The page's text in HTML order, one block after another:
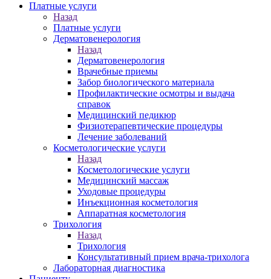
Платные услуги
Назад
Платные услуги
Дерматовенерология
Назад
Дерматовенерология
Врачебные приемы
Забор биологического материала
Профилактические осмотры и выдача
справок
Медицинский педикюр
Физиотерапевтические процедуры
Лечение заболеваний
Косметологические услуги
Назад
Косметологические услуги
Медицинский массаж
Уходовые процедуры
Инъекционная косметология
Аппаратная косметология
Трихология
Назад
Трихология
Консультативный прием врача-трихолога
Лабораторная диагностика